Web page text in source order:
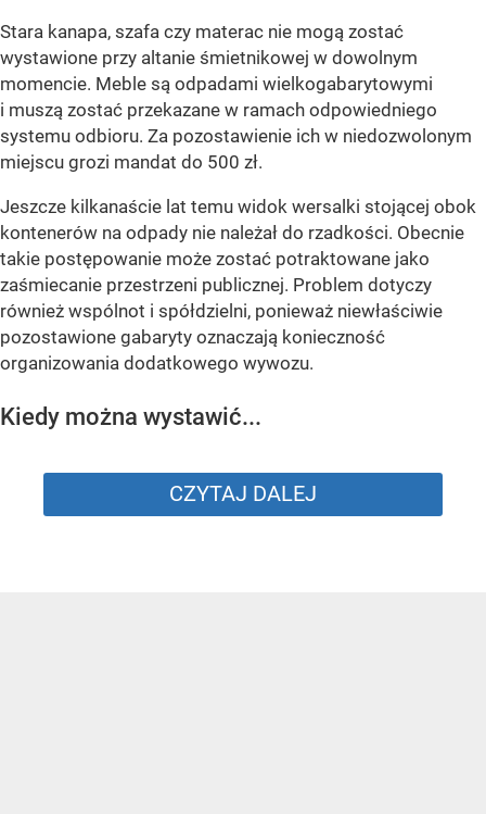
Stara kanapa, szafa czy materac nie mogą zostać
wystawione przy altanie śmietnikowej w dowolnym
momencie. Meble są odpadami wielkogabarytowymi
i muszą zostać przekazane w ramach odpowiedniego
systemu odbioru. Za pozostawienie ich w niedozwolonym
miejscu grozi mandat do 500 zł.
Jeszcze kilkanaście lat temu widok wersalki stojącej obok
kontenerów na odpady nie należał do rzadkości. Obecnie
takie postępowanie może zostać potraktowane jako
zaśmiecanie przestrzeni publicznej. Problem dotyczy
również wspólnot i spółdzielni, ponieważ niewłaściwie
pozostawione gabaryty oznaczają konieczność
organizowania dodatkowego wywozu.
Kiedy można wystawić...
CZYTAJ DALEJ